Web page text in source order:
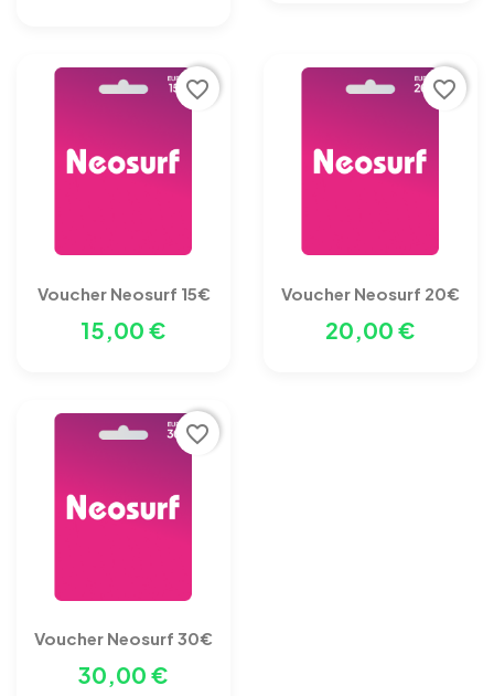
Voucher Neosurf 15€
15,00 €
favorite_border
Voucher Neosurf 20€
20,00 €
favorite_border
Voucher Neosurf 30€
30,00 €
favorite_border